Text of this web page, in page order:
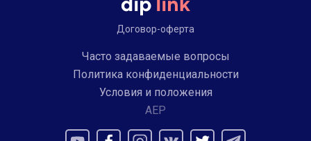
Договор-оферта
Часто задаваемые вопросы
Политика конфиденциальности
Условия и положения
AEP